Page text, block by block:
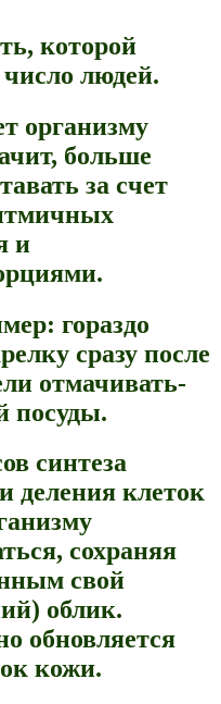
которой
число людей.
организму
больше
за счет
и
гораздо
сразу после
отмачивать-
посуды.
синтеза
деления клеток
сохраняя
свой
облик.
обновляется
кожи.